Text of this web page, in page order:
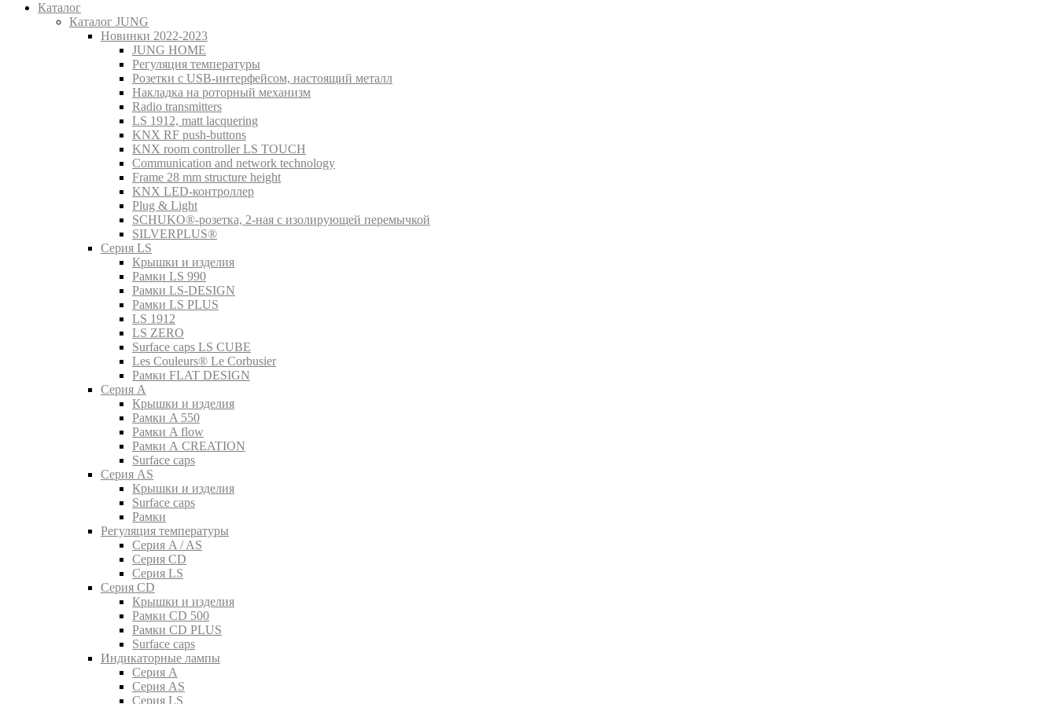
Каталог
Каталог JUNG
Новинки 2022-2023
JUNG HOME
Регуляция температуры
Розетки с USB-интерфейсом, настоящий металл
Накладка на роторный механизм
Radio transmitters
LS 1912, matt lacquering
KNX RF push-buttons
KNX room controller LS TOUCH
Communication and network technology
Frame 28 mm structure height
KNX LED-контроллер
Plug & Light
SCHUKO®-розетка, 2-ная с изолирующей перемычкой
SILVERPLUS®
Серия LS
Крышки и изделия
Рамки LS 990
Рамки LS-DESIGN
Рамки LS PLUS
LS 1912
LS ZERO
Surface caps LS CUBE
Les Couleurs® Le Corbusier
Рамки FLAT DESIGN
Серия A
Крышки и изделия
Рамки A 550
Рамки A flow
Рамки A CREATION
Surface caps
Серия AS
Крышки и изделия
Surface caps
Рамки
Регуляция температуры
Серия A / AS
Серия CD
Серия LS
Серия CD
Крышки и изделия
Рамки CD 500
Рамки CD PLUS
Surface caps
Индикаторные лампы
Серия A
Серия AS
Серия LS